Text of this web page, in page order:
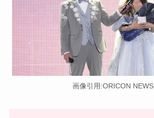
画像引用:ORICON NEWS